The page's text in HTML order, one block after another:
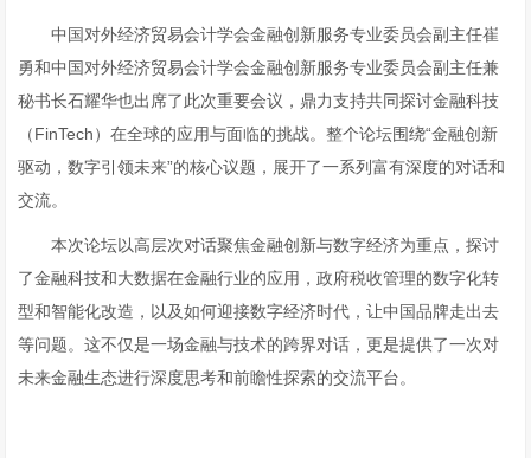
中国对外经济贸易会计学会金融创新服务专业委员会副主任崔
勇和中国对外经济贸易会计学会金融创新服务专业委员会副主任兼
秘书长石耀华也出席了此次重要会议，鼎力支持共同探讨金融科技
（FinTech）在全球的应用与面临的挑战。整个论坛围绕“金融创新
驱动，数字引领未来”的核心议题，展开了一系列富有深度的对话和
交流。
本次论坛以高层次对话聚焦金融创新与数字经济为重点，探讨
了金融科技和大数据在金融行业的应用，政府税收管理的数字化转
型和智能化改造，以及如何迎接数字经济时代，让中国品牌走出去
等问题。这不仅是一场金融与技术的跨界对话，更是提供了一次对
未来金融生态进行深度思考和前瞻性探索的交流平台。